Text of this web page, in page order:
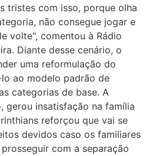
tristes com isso, porque olha
não consegue jogar e
volte", comentou à Rádio
Diante desse cenário, o
uma reformulação do
ao modelo padrão de
categorias de base. A
gerou insatisfação na família
reforçou que vai se
devidos caso os familiares
com a separação